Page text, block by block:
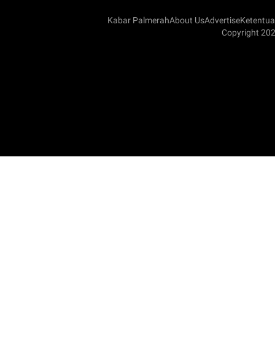
Kabar PalmerahAbout UsAdvertise
Copyright